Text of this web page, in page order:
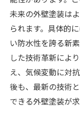
未来の外壁塗装は
られます。具体的
い防水性を誇る新
した技術革新によ
え、気候変動に対
後も、最新の技術
できる外壁塗装が